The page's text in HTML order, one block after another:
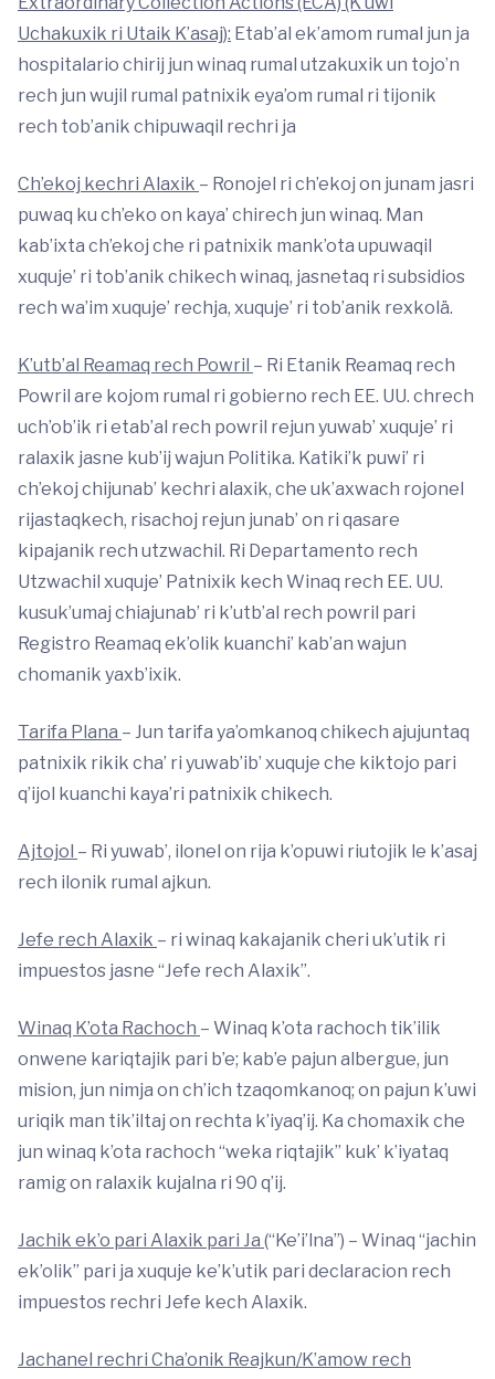
Uchakuxik ri Utaik K’asaj): Etab’al ek’amom rumal jun ja
hospitalario chirij jun winaq rumal utzakuxik un tojo’n
rech jun wujil rumal patnixik eya’om rumal ri tijonik
rech tob’anik chipuwaqil rechri ja
Ch’ekoj kechri Alaxik – Ronojel ri ch’ekoj on junam jasri
puwaq ku ch’eko on kaya’ chirech jun winaq. Man
kab’ixta ch’ekoj che ri patnixik mank’ota upuwaqil
xuquje’ ri tob’anik chikech winaq, jasnetaq ri subsidios
rech wa’im xuquje’ rechja, xuquje’ ri tob’anik rexkolä.
K’utb’al Reamaq rech Powril – Ri Etanik Reamaq rech
Powril are kojom rumal ri gobierno rech EE. UU. chrech
uch’ob’ik ri etab’al rech powril rejun yuwab’ xuquje’ ri
ralaxik jasne kub’ij wajun Politika. Katiki’k puwi’ ri
ch’ekoj chijunab’ kechri alaxik, che uk’axwach rojonel
rijastaqkech, risachoj rejun junab’ on ri qasare
kipajanik rech utzwachil. Ri Departamento rech
Utzwachil xuquje’ Patnixik kech Winaq rech EE. UU.
kusuk’umaj chiajunab’ ri k’utb’al rech powril pari
Registro Reamaq ek’olik kuanchi’ kab’an wajun
chomanik yaxb’ixik.
Tarifa Plana – Jun tarifa ya’omkanoq chikech ajujuntaq
patnixik rikik cha’ ri yuwab’ib’ xuquje che kiktojo pari
q’ijol kuanchi kaya’ri patnixik chikech.
Ajtojol – Ri yuwab’, ilonel on rija k’opuwi riutojik le k’asaj
rech ilonik rumal ajkun.
Jefe rech Alaxik – ri winaq kakajanik cheri uk’utik ri
impuestos jasne “Jefe rech Alaxik”.
Winaq K’ota Rachoch – Winaq k’ota rachoch tik’ilik
onwene kariqtajik pari b’e; kab’e pajun albergue, jun
mision, jun nimja on ch’ich tzaqomkanoq; on pajun k’uwi
uriqik man tik’iltaj on rechta k’iyaq’ij. Ka chomaxik che
jun winaq k’ota rachoch “weka riqtajik” kuk’ k’iyataq
ramig on ralaxik kujalna ri 90 q’ij.
Jachik ek’o pari Alaxik pari Ja (“Ke’i’lna”) – Winaq “jachin
ek’olik” pari ja xuquje ke’k’utik pari declaracion rech
impuestos rechri Jefe kech Alaxik.
Jachanel rechri Cha’onik Reajkun/K’amow rech